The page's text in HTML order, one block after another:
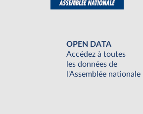
OPEN DATA
Accédez à toutes
les données de
l'Assemblée nationale